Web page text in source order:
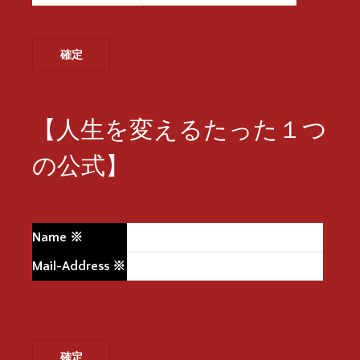
【人生を変えるたった１つ
の公式】
Name ※
Mail-Address ※